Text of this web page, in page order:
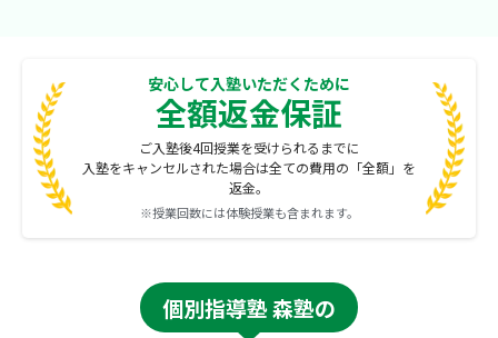
安心して入塾いただくために
全額返金保証
ご入塾後4回授業を受けられるまでに
入塾をキャンセルされた場合は全ての費用の「全額」を
返金。
※授業回数には体験授業も含まれます。
個別指導塾 森塾の